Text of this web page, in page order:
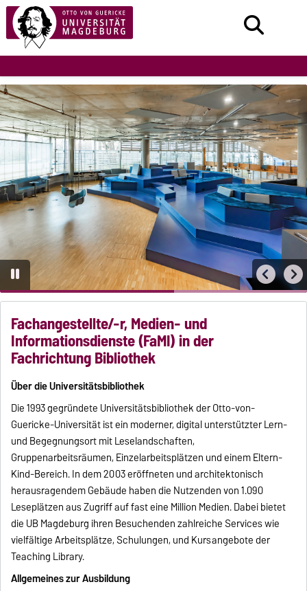
Fachangestellte/-r, Medien- und
Informationsdienste (FaMI) in der
Fachrichtung Bibliothek
Über die Universitätsbibliothek
Die 1993 gegründete Universitätsbibliothek der Otto-von-
Guericke-Universität ist ein moderner, digital unterstützter Lern-
und Begegnungsort mit Leselandschaften,
Gruppenarbeitsräumen, Einzelarbeitsplätzen und einem Eltern-
Kind-Bereich. In dem 2003 eröffneten und architektonisch
herausragendem Gebäude haben die Nutzenden von 1.090
Leseplätzen aus Zugriff auf fast eine Million Medien. Dabei bietet
die UB Magdeburg ihren Besuchenden zahlreiche Services wie
vielfältige Arbeitsplätze, Schulungen, und Kursangebote der
Teaching Library.
Allgemeines zur Ausbildung